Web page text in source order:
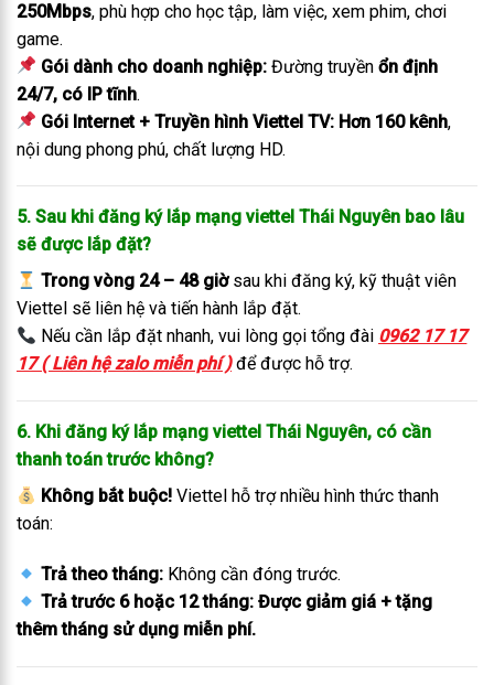
250Mbps, phù hợp cho học tập, làm việc, xem phim, chơi
game.
Gói dành cho doanh nghiệp: Đường truyềnổn định
24/7, có IP tĩnh.
Gói Internet + Truyền hình Viettel TV: Hơn 160 kênh,
nội dung phong phú, chất lượng HD.
5. Sau khi đăng ký lắp mạng viettel Thái Nguyên bao lâu
sẽ được lắp đặt?
Trong vòng 24 – 48 giờsau khi đăng ký, kỹ thuật viên
Viettel sẽ liên hệ và tiến hành lắp đặt.
Nếu cần lắp đặt nhanh, vui lòng gọi tổng đài 0962 17 17
17 ( Liên hệ zalo miễn phí )để được hỗ trợ.
6. Khi đăng ký lắp mạng viettel Thái Nguyên, có cần
thanh toán trước không?
Không bắt buộc! Viettel hỗ trợ nhiều hình thức thanh
toán:
Trả theo tháng: Không cần đóng trước.
Trả trước 6 hoặc 12 tháng: Được giảm giá + tặng
thêm tháng sử dụng miễn phí.